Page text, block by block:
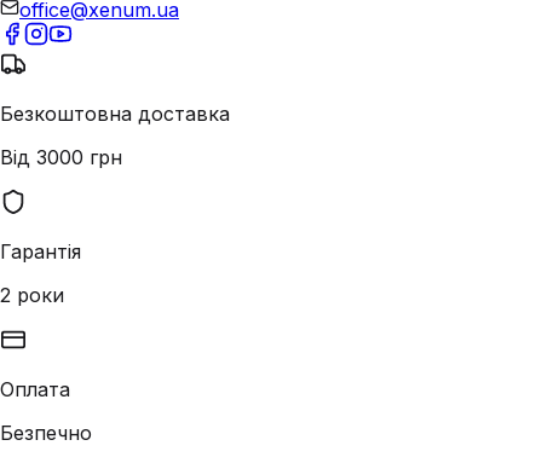
office@xenum.ua
Безкоштовна доставка
Від 3000 грн
Гарантія
2 роки
Оплата
Безпечно